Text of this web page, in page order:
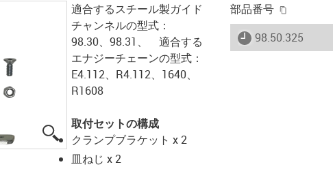
igus-icon-lupe
適合するスチール製ガイド
チャンネルの型式：
98.30、98.31、 適合する
エナジーチェーンの型式：
E4.112、R4.112、1640、
R1608
取付セットの構成
クランプブラケット x 2
皿ねじ x 2
部品番号
igus-icon-lieferzeit
98.50.325